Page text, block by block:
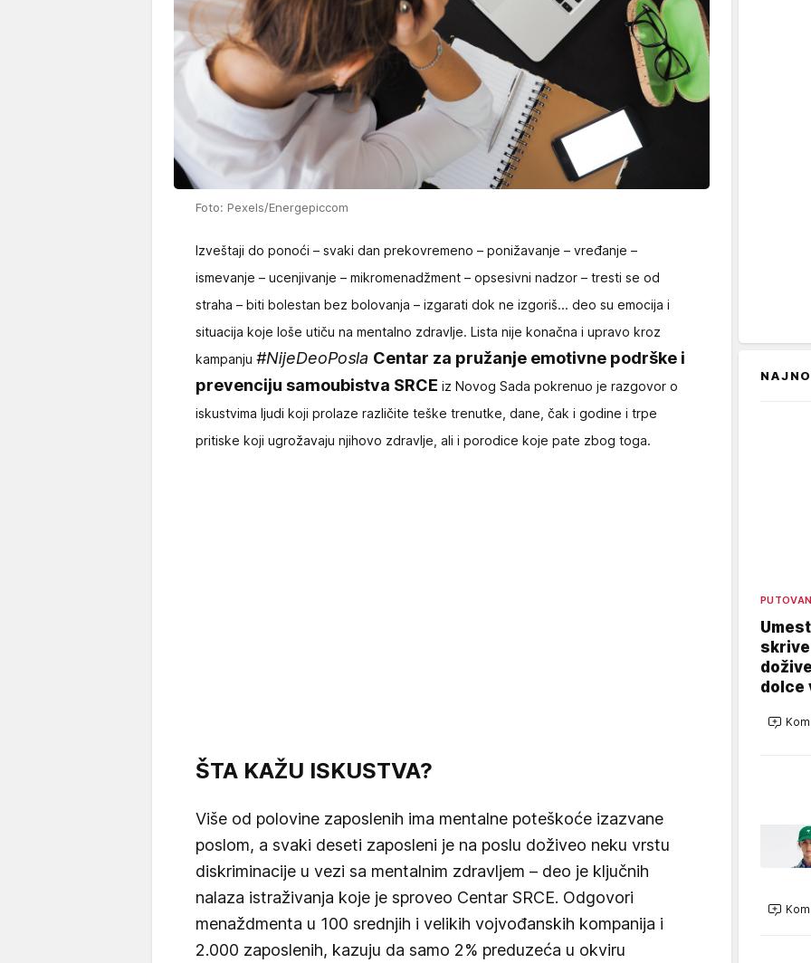
Foto: Pexels/Energepiccom
Izveštaji do ponoći – svaki dan prekovremeno – ponižavanje – vređanje –
ismevanje – ucenjivanje – mikromenadžment – opsesivni nadzor – tresti se od
straha – biti bolestan bez bolovanja – izgarati dok ne izgoriš... deo su emocija i
situacija koje loše utiču na mentalno zdravlje. Lista nije konačna i upravo kroz
kampanju #NijeDeoPosla Centar za pružanje emotivne podrške i
prevenciju samoubistva SRCE iz Novog Sada pokrenuo je razgovor o
iskustvima ljudi koji prolaze različite teške trenutke, dane, čak i godine i trpe
pritiske koji ugrožavaju njihovo zdravlje, ali i porodice koje pate zbog toga.
ŠTA KAŽU ISKUSTVA?
Više od polovine zaposlenih ima mentalne poteškoće izazvane
poslom, a svaki deseti zaposleni je na poslu doživeo neku vrstu
diskriminacije u vezi sa mentalnim zdravljem – deo je ključnih
nalaza istraživanja koje je sproveo Centar SRCE. Odgovori
menaždmenta u 100 srednjih i velikih vojvođanskih kompanija i
2.000 zaposlenih, kazuju da samo 2% preduzeća u okviru
dolce